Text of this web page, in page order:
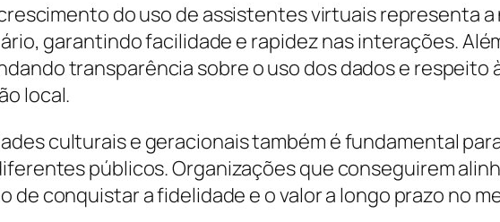
do uso de assistentes virtuais representa
garantindo facilidade e rapidez nas interações.
transparência sobre o uso dos dados e respeito
local.
culturais e geracionais também é fundamental
públicos. Organizações que conseguirem
de conquistar a fidelidade e o valor a longo prazo no